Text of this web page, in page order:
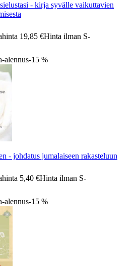
- kirja syvälle vaikuttavien
19,85 €Hinta ilman S-
alennus-15 %
- johdatus jumalaiseen rakasteluun
5,40 €Hinta ilman S-
alennus-15 %